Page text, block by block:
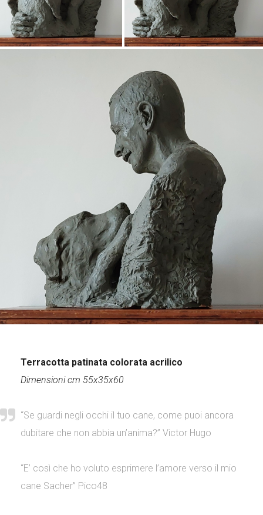
Terracotta patinata colorata acrilico
Dimensioni cm 55x35x60
“Se guardi negli occhi il tuo cane, come puoi ancora
dubitare che non abbia un’anima?” Victor Hugo
“E’ così che ho voluto esprimere l’amore verso il mio
cane Sacher” Pico48